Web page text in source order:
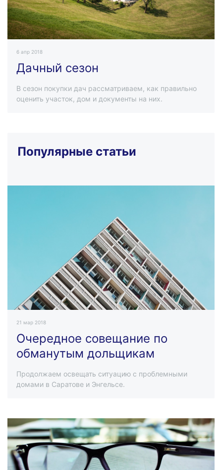
6 апр 2018
Дачный сезон
В сезон покупки дач рассматриваем, как правильно
оценить участок, дом и документы на них.
Популярные статьи
21 мар 2018
Очередное совещание по
обманутым дольщикам
Продолжаем освещать ситуацию с проблемными
домами в Саратове и Энгельсе.